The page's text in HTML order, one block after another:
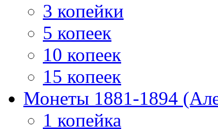
3 копейки
5 копеек
10 копеек
15 копеек
Монеты 1881-1894
1 копейка